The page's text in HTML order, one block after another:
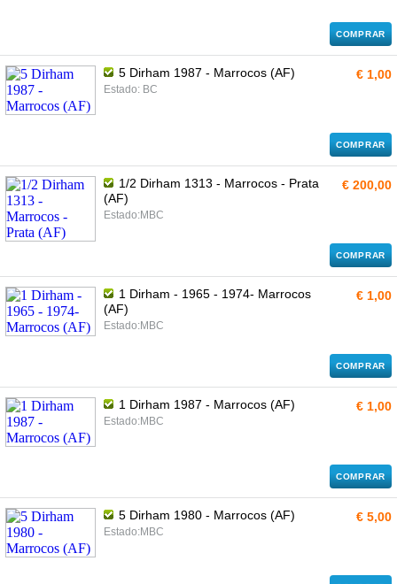
COMPRAR
5 Dirham 1987 - Marrocos (AF)
Estado: BC
€ 1,00
COMPRAR
1/2 Dirham 1313 - Marrocos - Prata
(AF)
Estado:MBC
€ 200,00
COMPRAR
1 Dirham - 1965 - 1974- Marrocos
(AF)
Estado:MBC
€ 1,00
COMPRAR
1 Dirham 1987 - Marrocos (AF)
Estado:MBC
€ 1,00
COMPRAR
5 Dirham 1980 - Marrocos (AF)
Estado:MBC
€ 5,00